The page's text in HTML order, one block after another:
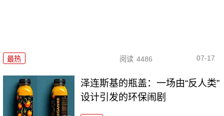
最热 阅读 4486 07-17
泽连斯基的瓶盖：一场由“反人类”
设计引发的环保闹剧